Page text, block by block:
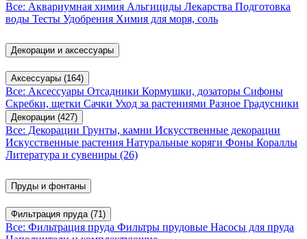
Все: Аквариумная химия Альгициды Лекарства Подготовка
воды Тесты Удобрения Химия для моря, соль
Декорации и аксессуары
Аксессуары (164)
Все: Аксессуары Отсадники Кормушки, дозаторы Сифоны
Скребки, щетки Сачки Уход за растениями Разное Градусники
Декорации (427)
Все: Декорации Грунты, камни Искусственные декорации
Искусственные растения Натуральные коряги Фоны Кораллы
Литература и сувениры (26)
Пруды и фонтаны
Фильтрация пруда (71)
Все: Фильтрация пруда Фильтры прудовые Насосы для пруда